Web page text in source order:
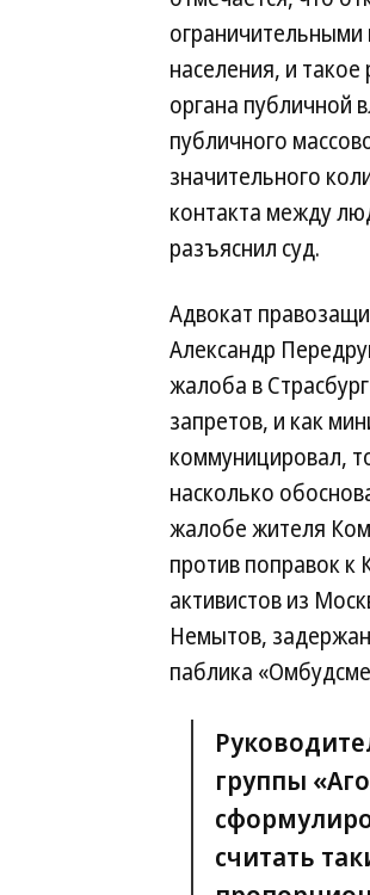
населения, и
органа публичной
публичного
значительного
контакта между
разъяснил суд.
Адвокат
Александр
жалоба в
запретов, и как
коммуницировал,
насколько
жалобе жителя
против поправок
активистов из
Немытов,
паблика
группы
считать